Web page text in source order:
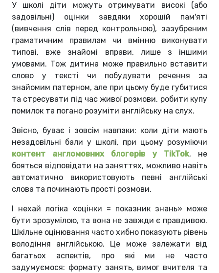
У школі діти можуть отримувати високі (або
задовільні) оцінки завдяки хорошій пам'яті
(вивчення слів перед контрольною), зазубреним
граматичним правилам чи вмінню виконувати
типові, вже знайомі вправи, лише з іншими
умовами. Тож дитина може правильно вставити
слово у тексті чи побудувати речення за
знайомим патерном, але при цьому буде губитися
та стресувати під час живої розмови, робити купу
помилок та погано розуміти англійську на слух.
Звісно, буває і зовсім навпаки: коли діти мають
незадовільні бали у школі, при цьому розуміючи
контент англомовних блогерів у TikTok, не
бояться відповідати на заняттях, можливо навіть
автоматично використовують певні англійські
слова та починають прості розмови.
І нехай логіка «оцінки = показник знань» може
бути зрозумілою, та вона не завжди є правдивою.
Шкільне оцінювання часто хибно показують рівень
володіння англійською. Це може залежати від
багатьох аспектів, про які ми не часто
задумуємося: формату занять, вимог вчителя та